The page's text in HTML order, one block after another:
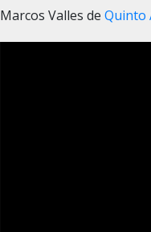
Marcos Valles de Quinto